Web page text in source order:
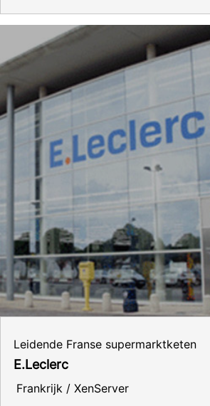
Leidende Franse supermarktketen
E.Leclerc
Frankrijk / XenServer